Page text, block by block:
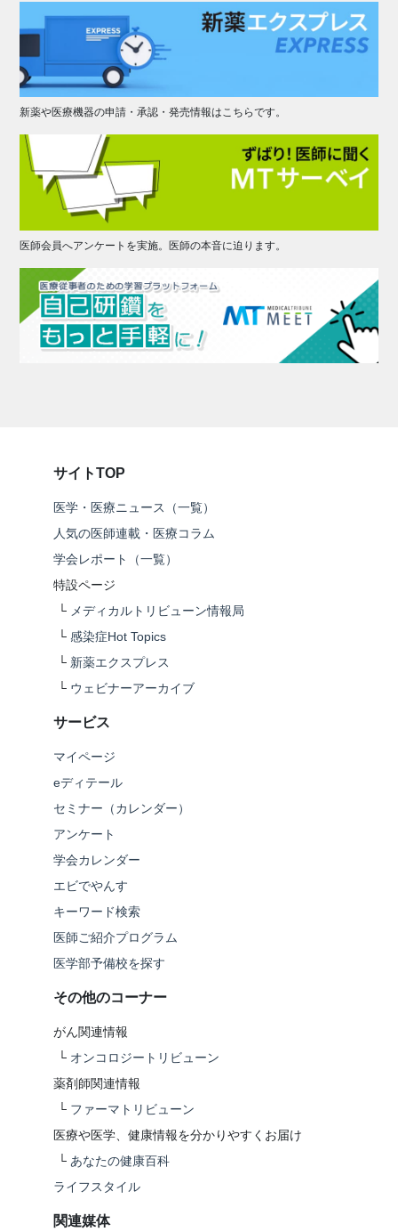
新薬や医療機器の申請・承認・発売情報はこちらです。
医師会員へアンケートを実施。医師の本音に迫ります。
サイトTOP
医学・医療ニュース（一覧）
人気の医師連載・医療コラム
学会レポート（一覧）
特設ページ
└ メディカルトリビューン情報局
└ 感染症Hot Topics
└ 新薬エクスプレス
└ ウェビナーアーカイブ
サービス
マイページ
eディテール
セミナー（カレンダー）
アンケート
学会カレンダー
エビでやんす
キーワード検索
医師ご紹介プログラム
医学部予備校を探す
その他のコーナー
がん関連情報
└ オンコロジートリビューン
薬剤師関連情報
└ ファーマトリビューン
医療や医学、健康情報を分かりやすくお届け
└ あなたの健康百科
ライフスタイル
関連媒体